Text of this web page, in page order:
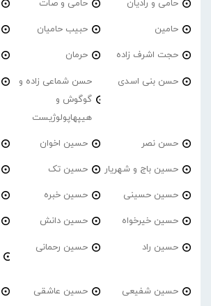
حامی و رادیان حامی و صات
حامین حبیب حامیان
حجت اشرف زاده حرمان
حسن بنی اسدی
حسن شماعی زاده و
گوگوش و
هیپهاپولوژیست
حسن نصر حسین اخوان
حسین باج و شهریار حسین تک
حسین حسینی حسین خبره
حسین خیرخواه حسین دانش
حسین راد حسین رحمانی
حسین شفیعی حسین عاشقی